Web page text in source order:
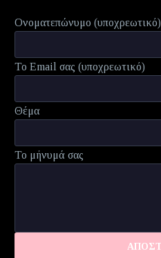
Ονοματεπώνυμο (υποχρεωτικό)
Το Email σας (υποχρεωτικό)
Θέμα
Το μήνυμά σας